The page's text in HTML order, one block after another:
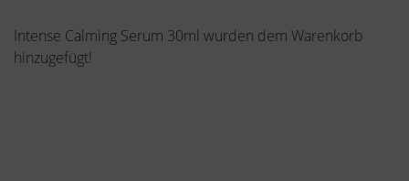
Intense Calming Serum 30ml wurden dem Warenkorb
hinzugefügt!